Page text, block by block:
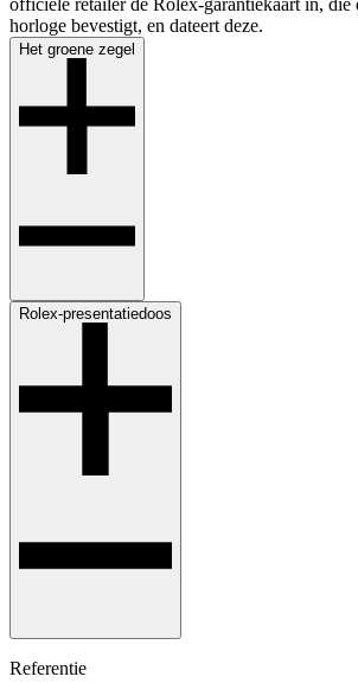
horloge bevestigt, en dateert deze.
Het groene ­zegel
Rolex-presentatiedoos
Referentie